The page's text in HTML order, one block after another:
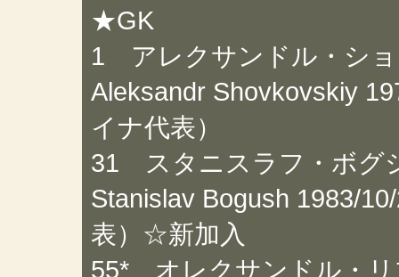
★GK
1 アレクサンドル・シ
Aleksandr Shovkovskiy
イナ代表）
31 スタニスラフ・ボグ
Stanislav Bogush 1983/
表）☆新加入
55* オレクサンドル・リ